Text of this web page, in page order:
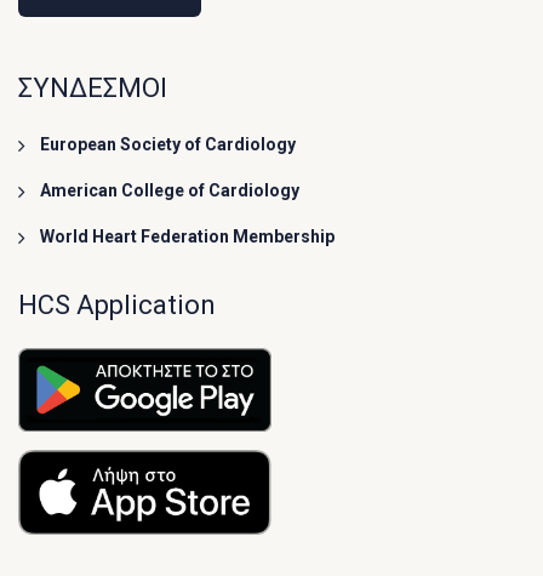
ΣΥΝΔΕΣΜΟΙ
European Society of Cardiology
American College of Cardiology
World Heart Federation Membership
HCS Application